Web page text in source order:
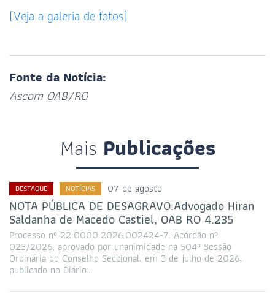
(Veja a galeria de fotos)
Fonte da Notícia:
Ascom OAB/RO
Mais Publicações
DESTAQUE NOTÍCIAS 07 de agosto
NOTA PÚBLICA DE DESAGRAVO:Advogado Hiran
Saldanha de Macedo Castiel, OAB RO 4.235
Processo nº 22.0000.2026.002424-7. Acórdão nº
023/2026, aprovado por unanimidade na 504ª Sessão
Ordinária do Conselho Seccional, em 3 de julho de 2026,
publicado no Diário…